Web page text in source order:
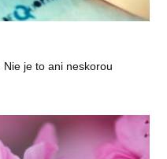
je to ani neskorou